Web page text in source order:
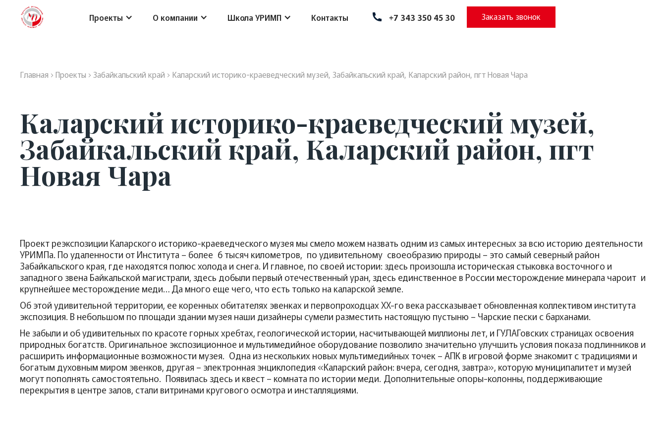
Проекты О компании Школа УРИМП Контакты +7 343 350 45 30 Заказать звонок
Главная › Проекты › Забайкальский край › Каларский историко-краеведческий музей, Забайкальский край, Каларский район, пгт Новая Чара
Каларский историко-краеведческий музей,
Забайкальский край, Каларский район, пгт
Новая Чара
Проект реэкспозиции Каларского историко-краеведческого музея мы смело можем назвать одним из самых интересных за всю историю деятельности
УРИМПа. По удаленности от Института – более 6 тысяч километров, по удивительному своеобразию природы – это самый северный район
Забайкальского края, где находятся полюс холода и снега. И главное, по своей истории: здесь произошла историческая стыковка восточного и
западного звена Байкальской магистрали, здесь добыли первый отечественный уран, здесь единственное в России месторождение минерала чароит и
крупнейшее месторождение меди… Да много еще чего, что есть только на каларской земле.
Об этой удивительной территории, ее коренных обитателях эвенках и первопроходцах XX-го века рассказывает обновленная коллективом института
экспозиция. В небольшом по площади здании музея наши дизайнеры сумели разместить настоящую пустыню – Чарские пески с барханами.
Не забыли и об удивительных по красоте горных хребтах, геологической истории, насчитывающей миллионы лет, и ГУЛАГовских страницах освоения
природных богатств. Оригинальное экспозиционное и мультимедийное оборудование позволило значительно улучшить условия показа подлинников и
расширить информационные возможности музея. Одна из нескольких новых мультимедийных точек – АПК в игровой форме знакомит с традициями и
богатым духовным миром эвенков, другая – электронная энциклопедия «Каларский район: вчера, сегодня, завтра», которую муниципалитет и музей
могут пополнять самостоятельно. Появилась здесь и квест – комната по истории меди. Дополнительные опоры-колонны, поддерживающие
перекрытия в центре залов, стали витринами кругового осмотра и инсталляциями.